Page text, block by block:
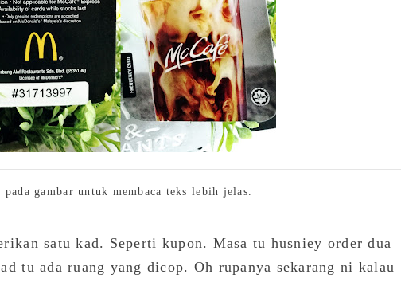
gambar untuk membaca teks lebih jelas.
satu kad. Seperti kupon. Masa tu husniey order dua
tu ada ruang yang dicop. Oh rupanya sekarang ni kalau